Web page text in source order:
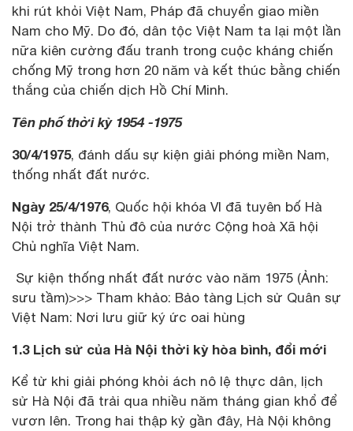
khi rút khỏi Việt Nam, Pháp đã chuyển giao miền
Nam cho Mỹ. Do đó, dân tộc Việt Nam ta lại một lần
nữa kiên cường đấu tranh trong cuộc kháng chiến
chống Mỹ trong hơn 20 năm và kết thúc bằng chiến
thắng của chiến dịch Hồ Chí Minh.
Tên phố thời kỳ 1954 -1975
30/4/1975, đánh dấu sự kiện giải phóng miền Nam,
thống nhất đất nước.
Ngày 25/4/1976, Quốc hội khóa VI đã tuyên bố Hà
Nội trở thành Thủ đô của nước Cộng hoà Xã hội
Chủ nghĩa Việt Nam.
Sự kiện thống nhất đất nước vào năm 1975 (Ảnh:
sưu tầm)>>> Tham khảo: Bảo tàng Lịch sử Quân sự
Việt Nam: Nơi lưu giữ ký ức oai hùng
1.3 Lịch sử của Hà Nội thời kỳ hòa bình, đổi mới
Kể từ khi giải phóng khỏi ách nô lệ thực dân, lịch
sử Hà Nội đã trải qua nhiều năm tháng gian khổ để
vươn lên. Trong hai thập kỷ gần đây, Hà Nội không